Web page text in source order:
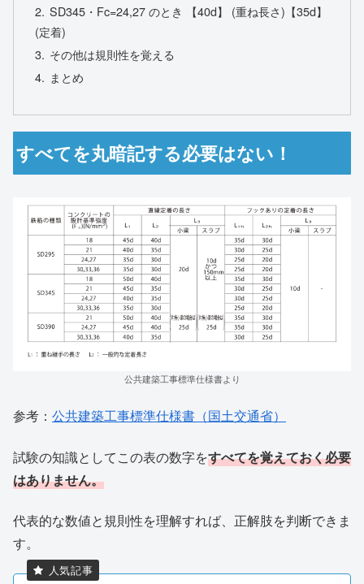
SD345・Fc=24,27 のとき 【40d】 (重ね長さ)【35d】
(定着)
その他は規則性を覚える
まとめ
すべてを丸暗記する必要はない！
公共建築工事標準仕様書より
参考： 公共建築工事標準仕様書（国土交通省）
試験の知識としてこの表の数字をすべてを覚えておく必要
はありません。
代表的な数値と規則性を理解すれば、正解肢を判断できま
す。